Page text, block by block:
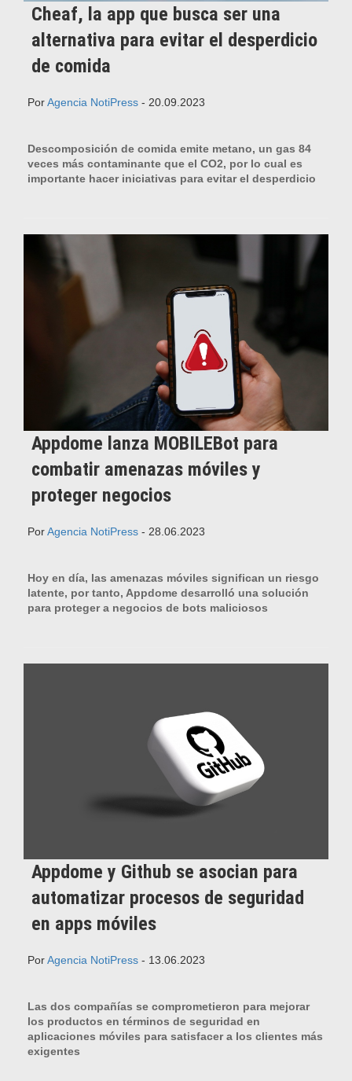
Cheaf, la app que busca ser una
alternativa para evitar el desperdicio
de comida
PorAgencia NotiPress - 20.09.2023
Descomposición de comida emite metano, un gas 84
veces más contaminante que el CO2, por lo cual es
importante hacer iniciativas para evitar el desperdicio
Appdome lanza MOBILEBot para
combatir amenazas móviles y
proteger negocios
PorAgencia NotiPress - 28.06.2023
Hoy en día, las amenazas móviles significan un riesgo
latente, por tanto, Appdome desarrolló una solución
para proteger a negocios de bots maliciosos
Appdome y Github se asocian para
automatizar procesos de seguridad
en apps móviles
PorAgencia NotiPress - 13.06.2023
Las dos compañías se comprometieron para mejorar
los productos en términos de seguridad en
aplicaciones móviles para satisfacer a los clientes más
exigentes